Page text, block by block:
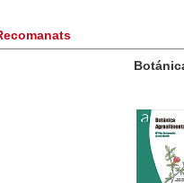
Botánica Agroalimentaria
IVA